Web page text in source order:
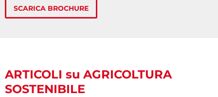
SCARICA BROCHURE
ARTICOLI su AGRICOLTURA
SOSTENIBILE